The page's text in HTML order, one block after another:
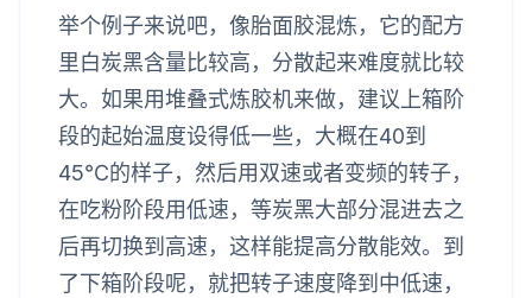
举个例子来说吧，像胎面胶混炼，它的配方
里白炭黑含量比较高，分散起来难度就比较
大。如果用堆叠式炼胶机来做，建议上箱阶
段的起始温度设得低一些，大概在40到
45℃的样子，然后用双速或者变频的转子，
在吃粉阶段用低速，等炭黑大部分混进去之
后再切换到高速，这样能提高分散能效。到
了下箱阶段呢，就把转子速度降到中低速，